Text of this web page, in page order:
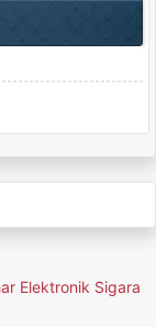
Elektronik Sigara